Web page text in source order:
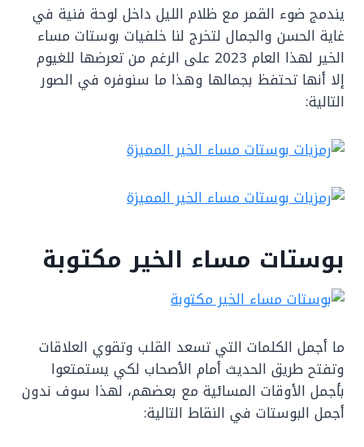
يندمج ضوء القمر مع ظلام الليل داخل لوحة فنية في
غاية الحسن والجمال لتخرج لنا خلفيات بوستات مساء
الخير لهذا العام 2023 على الرغم من تعرضها للغيوم
إلا أنها تحتفظ بجمالها وهذا ما سنوفره في الصور
التالية:
بوستات مساء الخير مكتوبة
ما أجمل الكلمات التي تسعد القلب وتقوي العلاقات
وتفتح طريق الحديث أمام الأصحاب لكي يستمتعوا
بأجمل الأوقات المسائية مع بعضهم، لهذا سوف ندون
أجمل البوستات في النقاط التالية: